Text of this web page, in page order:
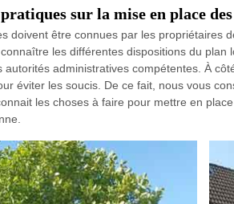
sur la mise en place
doivent être connues par les propriétaires
les différentes dispositions du
autorités administratives compétentes. À
éviter les soucis. De ce fait, nous vous
les choses à faire pour mettre en